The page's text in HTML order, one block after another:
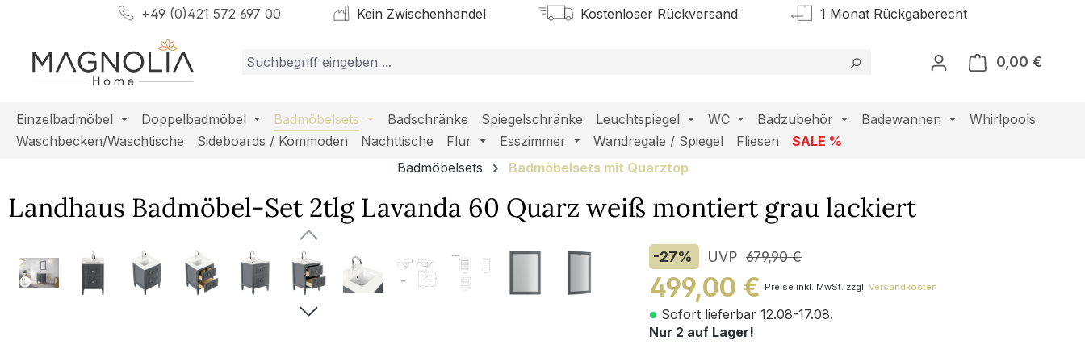
Hauptinhalt springen
Zur Suche springen
Zur Hauptnavigation springen+49 (0)421 572 697 00 Kein Zwischenhandel Kostenloser Rückversand 1 Monat Rückgaberecht
0,00 €
Einzelbadmöbel Doppelbadmöbel Badmöbelsets Badschränke Spiegelschränke Leuchtspiegel WC Badzubehör Badewannen
Whirlpools
Waschbecken/Waschtische
Sideboards / Kommoden Nachttische Flur Esszimmer Wandregale / Spiegel Fliesen
SALE %
Badmöbelsets
Badmöbelsets mit Quarztop
Landhaus Badmöbel-Set 2tlg Lavanda 60 Quarz weiß montiert grau lackiert
Bildergalerie überspringen -27% UVP 679,90 €
499,00 € Preise inkl. MwSt. zzgl. Versandkosten
Sofort lieferbar 12.08-17.08.
Nur 2 auf Lager!